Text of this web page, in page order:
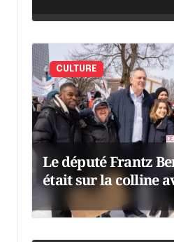
CULTURE
Le député Frantz
était sur la colline
chaumine